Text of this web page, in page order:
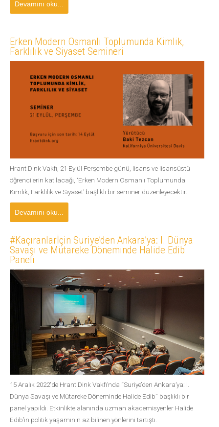
Devamını oku...
Erken Modern Osmanlı Toplumunda Kimlik,
Farklılık ve Siyaset Semineri
Hrant Dink Vakfı, 21 Eylül Perşembe günü, lisans ve lisansüstü
öğrencilerin katılacağı, ‘Erken Modern Osmanlı Toplumunda
Kimlik, Farklılık ve Siyaset’ başlıklı bir seminer düzenleyecektir.
Devamını oku...
#Kaçıranlarİçin Suriye’den Ankara’ya: I. Dünya
Savaşı ve Mütareke Döneminde Halide Edib
Paneli
15 Aralık 2022'de Hrant Dink Vakfı’nda “Suriye’den Ankara’ya: I.
Dünya Savaşı ve Mütareke Döneminde Halide Edib” başlıklı bir
panel yapıldı. Etkinlikte alanında uzman akademisyenler Halide
Edib’in politik yaşamının az bilinen yönlerini tartıştı.